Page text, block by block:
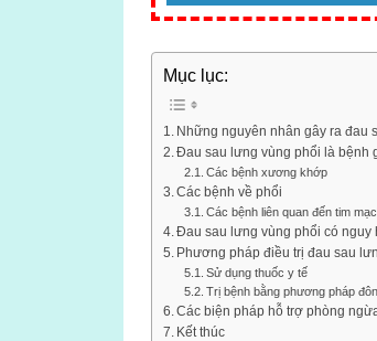
Mục lục:
Những nguyên nhân gây ra đau
Đau sau lưng vùng phổi là bệnh
Các bệnh xương khớp
Các bệnh về phổi
Các bệnh liên quan đến tim
Đau sau lưng vùng phổi có nguy
Phương pháp điều trị đau sau
Sử dụng thuốc y tế
Trị bệnh bằng phương pháp
Các biện pháp hỗ trợ phòng
Kết thúc